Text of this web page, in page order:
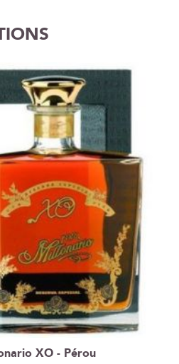
XO - Pérou